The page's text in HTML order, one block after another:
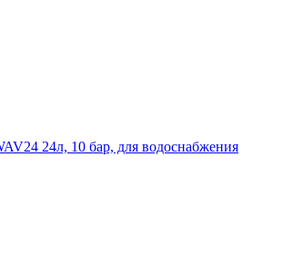
24л, 10 бар, для водоснабжения